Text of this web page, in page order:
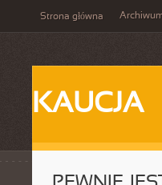
Strona główna
KAUCJA